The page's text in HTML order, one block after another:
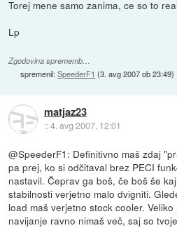
Torej mene samo zanima, ce so to
Lp
Zgodovina sprememb…
spremenil:SpeederF1 (3. avg 2007 ob 23:49)
matjaz23
::4. avg 2007, 12:01
@SpeederF1: Definitivno maš zdaj
pa prej, ko si odčitaval brez PECI
nastavil. Čeprav ga boš, če boš še
stabilnosti verjetno malo dvigniti.
load maš verjetno stock cooler.
navijanje ravno nimaš več, saj so